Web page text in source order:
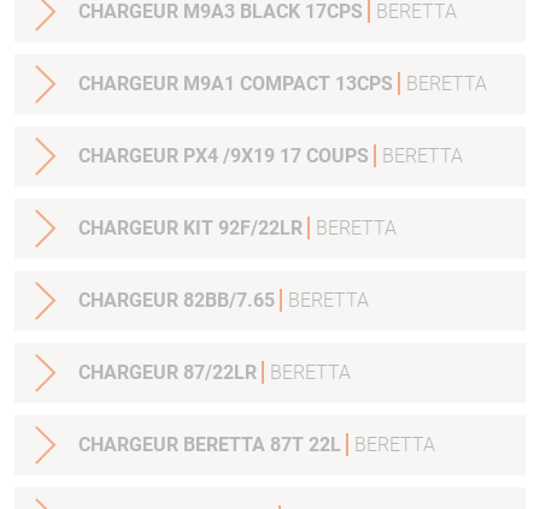
CHARGEUR M9A3 BLACK 17CPS BERETTA
CHARGEUR M9A1 COMPACT 13CPS BERETTA
CHARGEUR PX4 /9X19 17 COUPS BERETTA
CHARGEUR KIT 92F/22LR BERETTA
CHARGEUR 82BB/7.65 BERETTA
CHARGEUR 87/22LR BERETTA
CHARGEUR BERETTA 87T 22L BERETTA